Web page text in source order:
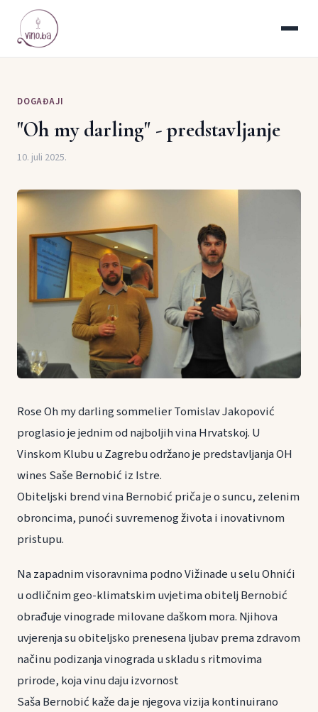
DOGAĐAJI
"Oh my darling" - predstavljanje
10. juli 2025.
Rose Oh my darling sommelier Tomislav Jakopović
proglasio je jednim od najboljih vina Hrvatskoj. U
Vinskom Klubu u Zagrebu održano je predstavljanja OH
wines Saše Bernobić iz Istre.
Obiteljski brend vina Bernobić priča je o suncu, zelenim
obroncima, punoći suvremenog života i inovativnom
pristupu.
Na zapadnim visoravnima podno Vižinade u selu Ohnići
u odličnim geo-klimatskim uvjetima obitelj Bernobić
obrađuje vinograde milovane daškom mora. Njihova
uvjerenja su obiteljsko prenesena ljubav prema zdravom
načinu podizanja vinograda u skladu s ritmovima
prirode, koja vinu daju izvornost
Saša Bernobić kaže da je njegova vizija kontinuirano